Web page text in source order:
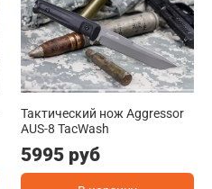
Тактический нож Aggressor
AUS-8 TacWash
5995 руб